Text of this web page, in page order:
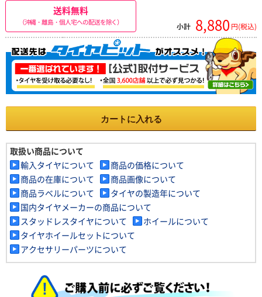
送料無料
（沖縄・離島・個人宅への配送を除く） 小計 8,880 円(税込)
カートに入れる
取扱い商品について
輸入タイヤについて
商品の価格について
商品の在庫について
商品画像について
商品ラベルについて
タイヤの製造年について
国内タイヤメーカーの商品について
スタッドレスタイヤについて
ホイールについて
タイヤホイールセットについて
アクセサリーパーツについて